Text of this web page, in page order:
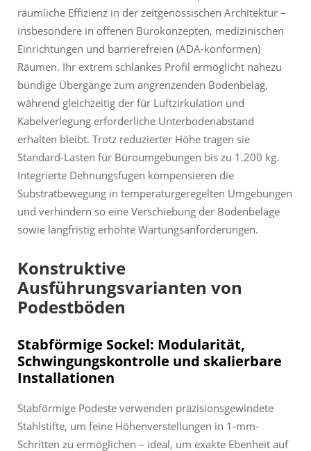
räumliche Effizienz in der zeitgenössischen Architektur –
insbesondere in offenen Bürokonzepten, medizinischen
Einrichtungen und barrierefreien (ADA-konformen)
Räumen. Ihr extrem schlankes Profil ermöglicht nahezu
bündige Übergänge zum angrenzenden Bodenbelag,
während gleichzeitig der für Luftzirkulation und
Kabelverlegung erforderliche Unterbodenabstand
erhalten bleibt. Trotz reduzierter Höhe tragen sie
Standard-Lasten für Büroumgebungen bis zu 1.200 kg.
Integrierte Dehnungsfugen kompensieren die
Substratbewegung in temperaturgeregelten Umgebungen
und verhindern so eine Verschiebung der Bodenbeläge
sowie langfristig erhöhte Wartungsanforderungen.
Konstruktive
Ausführungsvarianten von
Podestböden
Stabförmige Sockel: Modularität,
Schwingungskontrolle und skalierbare
Installationen
Stabförmige Podeste verwenden präzisionsgewindete
Stahlstifte, um feine Höhenverstellungen in 1-mm-
Schritten zu ermöglichen – ideal, um exakte Ebenheit auf